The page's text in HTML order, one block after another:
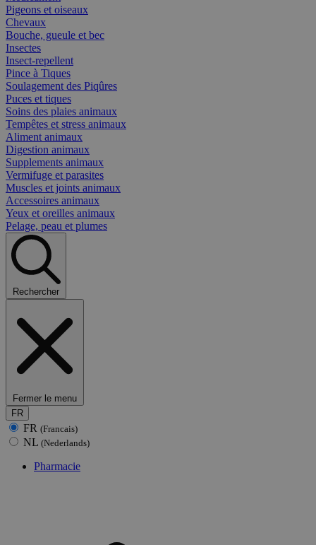
Pigeons et oiseaux
Chevaux
Bouche, gueule et bec
Insectes
Insect-repellent
Pince à Tiques
Soulagement des Piqûres
Puces et tiques
Soins des plaies animaux
Tempêtes et stress animaux
Aliment animaux
Digestion animaux
Supplements animaux
Vermifuge et parasites
Muscles et joints animaux
Accessoires animaux
Yeux et oreilles animaux
Pelage, peau et plumes
Rechercher
Fermer le menu
FR
FR (Francais)
NL (Nederlands)
Pharmacie